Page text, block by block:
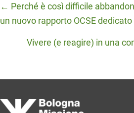
Posts
navigation
← Perché è così difficile
un nuovo rapporto OCSE
Vivere (e reagire) in una